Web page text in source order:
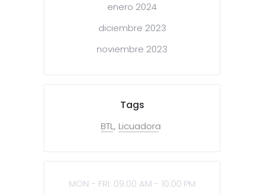
enero 2024
diciembre 2023
noviembre 2023
Tags
BTL Licuadora
MON - FRI: 09:00 AM - 10:00 PM